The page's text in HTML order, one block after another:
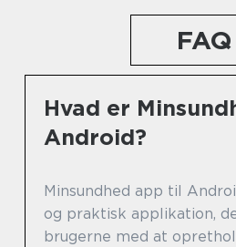
FAQ
Hvad er
Android?
Minsundhed app til
og praktisk applikation,
brugerne med at